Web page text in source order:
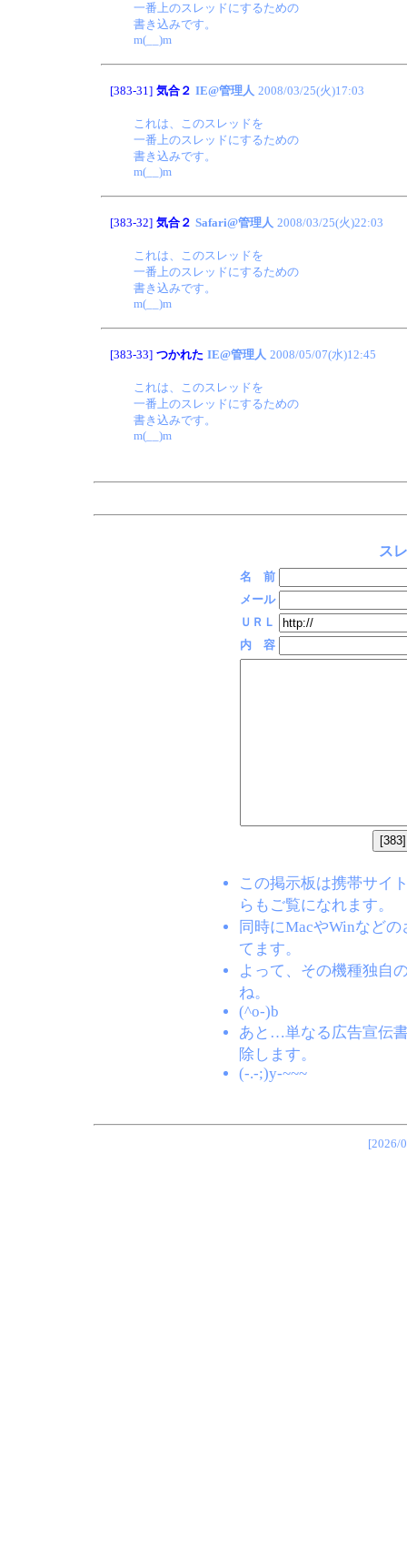
一番上のスレッドにするための
書き込みです。
m(__)m
[383-31] 気合２ IE@管理人 2008/03/25(火)17:03
これは、このスレッドを
一番上のスレッドにするための
書き込みです。
m(__)m
[383-32] 気合２ Safari@管理人 2008/03/25(火)22:03
これは、このスレッドを
一番上のスレッドにするための
書き込みです。
m(__)m
[383-33] つかれた IE@管理人 2008/05/07(水)12:45
これは、このスレッドを
一番上のスレッドにするための
書き込みです。
m(__)m
ス
名 前
メール
ＵＲＬ
内 容
この掲示板は携帯サイ
らもご覧になれます。
同時にMacやWinなど
てます。
よって、その機種独自
ね。
(^o-)b
あと…単なる広告宣伝
除します。
(-.-;)y-~~~
[2026/